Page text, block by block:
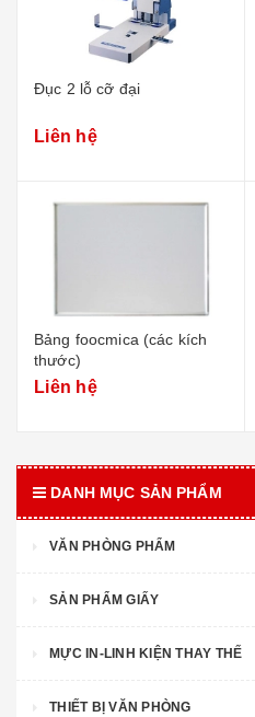
Đục 2 lỗ cỡ đại
Liên hệ
Bảng foocmica (các kích
thước)
Liên hệ
DANH MỤC SẢN PHẨM
VĂN PHÒNG PHẨM
SẢN PHẨM GIẤY
MỰC IN-LINH KIỆN THAY THẾ
THIẾT BỊ VĂN PHÒNG